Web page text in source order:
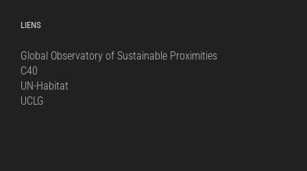
LIENS
Global Observatory of Sustainable Proximities
C40
UN-Habitat
UCLG